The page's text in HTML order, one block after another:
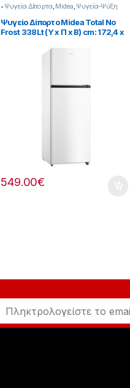
• Ψυγεία Δίπορτα, Midea Ψυγεία-Ψύξη
Ψυγείο Δίπορτο Midea Total No
Frost 338Lt (Υ x Π x Β) cm: 172,4 x
549.00€